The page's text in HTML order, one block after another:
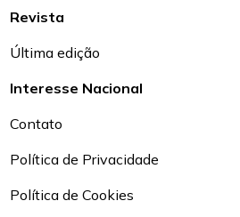
Revista
Última edição
Interesse Nacional
Contato
Política de Privacidade
Política de Cookies